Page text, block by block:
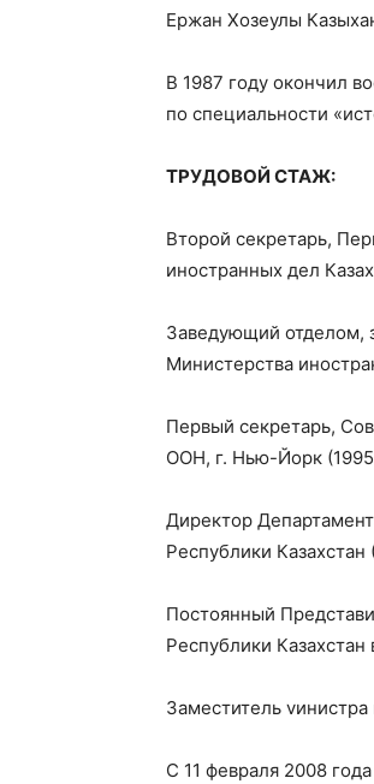
Ержан Хозеулы
В 1987 году окончил
по специальности
ТРУДОВОЙ СТАЖ:
Второй секретарь,
иностранных дел
Заведующий отделом,
Министерства
Первый секретарь,
ООН, г. Нью-Йорк
Директор
Республики
Постоянный
Республики
Заместитель
С 11 февраля 2008